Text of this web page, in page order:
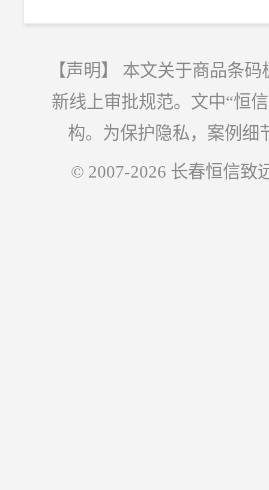
【声明】 本文关于商品条
新线上审批规范。文中“恒
构。为保护隐私，案例细
© 2007-2026 长春恒信致